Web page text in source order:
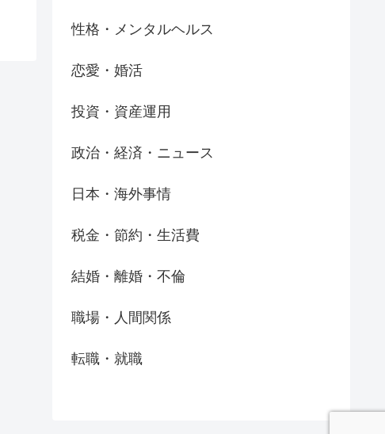
性格・メンタルヘルス
恋愛・婚活
投資・資産運用
政治・経済・ニュース
日本・海外事情
税金・節約・生活費
結婚・離婚・不倫
職場・人間関係
転職・就職